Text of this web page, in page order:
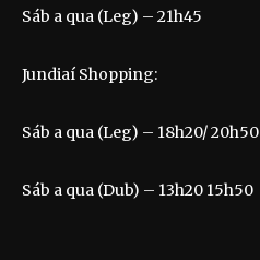
Sáb a qua (Leg) – 21h45
Jundiaí Shopping:
Sáb a qua (Leg) – 18h20/ 20h50
Sáb a qua (Dub) – 13h20 15h50